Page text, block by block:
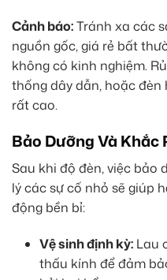
Cảnh báo:Tránh xa các
nguồn gốc, giá rẻ bất
không có kinh nghiệm.
thống dây dẫn, hoặc
rất cao.
Bảo Dưỡng Và
Sau khi độ đèn, việc bảo
lý các sự cố nhỏ sẽ giúp
động bền bỉ:
Vệ sinh định kỳ: Lau
thấu kính để đảm